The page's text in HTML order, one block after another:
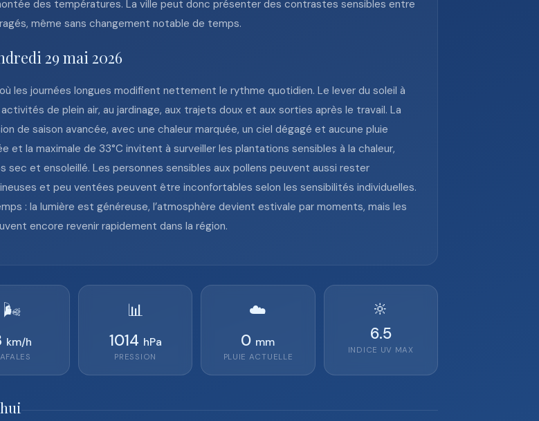
des températures. La ville peut donc présenter des contrastes sensibles entre
même sans changement notable de temps.
29 mai 2026
les journées longues modifient nettement le rythme quotidien. Le lever du soleil à
de plein air, au jardinage, aux trajets doux et aux sorties après le travail. La
de saison avancée, avec une chaleur marquée, un ciel dégagé et aucune pluie
et la maximale de 33°C invitent à surveiller les plantations sensibles à la chaleur,
sec et ensoleillé. Les personnes sensibles aux pollens peuvent aussi rester
et peu ventées peuvent être inconfortables selon les sensibilités individuelles.
: la lumière est généreuse, l’atmosphère devient estivale par moments, mais les
encore revenir rapidement dans la région.
🌬️
km/h
📊
1014 hPa
PRESSION
☁️
0 mm
PLUIE ACTUELLE
🔆
6.5
INDICE UV MAX